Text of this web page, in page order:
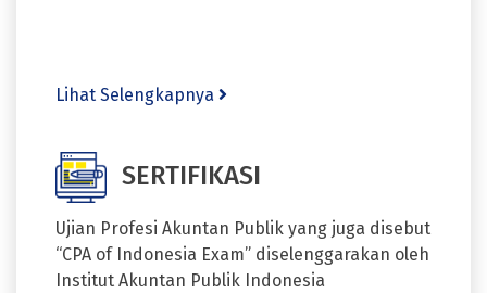
Lihat Selengkapnya
SERTIFIKASI
Ujian Profesi Akuntan Publik yang juga disebut
“CPA of Indonesia Exam” diselenggarakan oleh
Institut Akuntan Publik Indonesia